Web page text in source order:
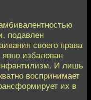
подавлен
своего права
избалован
И лишь
воспринимает
их в